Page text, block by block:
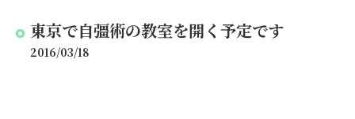
東京で自彊術の教室を開く予定です
2016/03/18